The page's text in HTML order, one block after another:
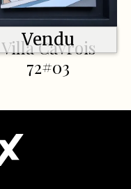
Vendu
Villa Cavrois
72#03